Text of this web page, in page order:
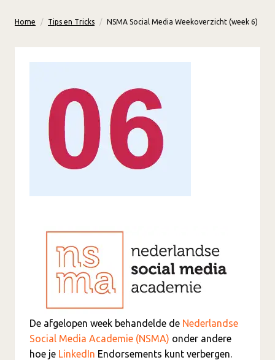
Home Tips en Tricks NSMA Social Media Weekoverzicht (week 6)
De afgelopen week behandelde de Nederlandse
Social Media Academie (NSMA) onder andere
hoe je LinkedIn Endorsements kunt verbergen.